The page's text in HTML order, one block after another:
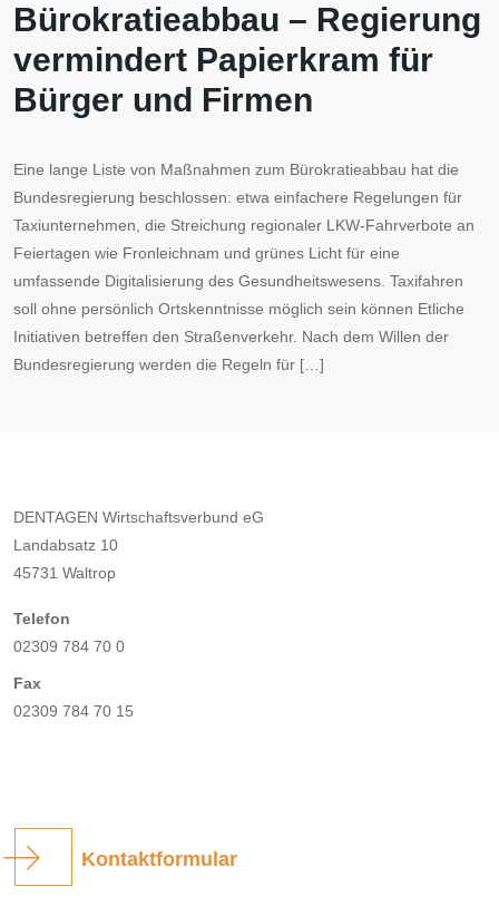
Bürokratieabbau – Regierung
vermindert Papierkram für
Bürger und Firmen
Eine lange Liste von Maßnahmen zum Bürokratieabbau hat die
Bundesregierung beschlossen: etwa einfachere Regelungen für
Taxiunternehmen, die Streichung regionaler LKW-Fahrverbote an
Feiertagen wie Fronleichnam und grünes Licht für eine
umfassende Digitalisierung des Gesundheitswesens. Taxifahren
soll ohne persönlich Ortskenntnisse möglich sein können Etliche
Initiativen betreffen den Straßenverkehr. Nach dem Willen der
Bundesregierung werden die Regeln für […]
DENTAGEN Wirtschaftsverbund eG
Landabsatz 10
45731 Waltrop
Telefon
02309 784 70 0
Fax
02309 784 70 15
Kontaktformular